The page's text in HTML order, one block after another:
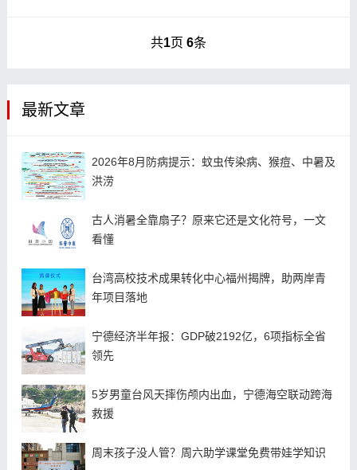
共1页 6条
最新文章
2026年8月防病提示：蚊虫传染病、猴痘、中暑及
洪涝
古人消暑全靠扇子？原来它还是文化符号，一文
看懂
台湾高校技术成果转化中心福州揭牌，助两岸青
年项目落地
宁德经济半年报：GDP破2192亿，6项指标全省
领先
5岁男童台风天摔伤颅内出血，宁德海空联动跨海
救援
周末孩子没人管？周六助学课堂免费带娃学知识